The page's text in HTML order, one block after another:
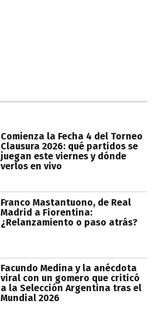
Comienza la Fecha 4 del Torneo
Clausura 2026: qué partidos se
juegan este viernes y dónde
verlos en vivo
Franco Mastantuono, de Real
Madrid a Fiorentina:
¿Relanzamiento o paso atrás?
Facundo Medina y la anécdota
viral con un gomero que criticó
a la Selección Argentina tras el
Mundial 2026